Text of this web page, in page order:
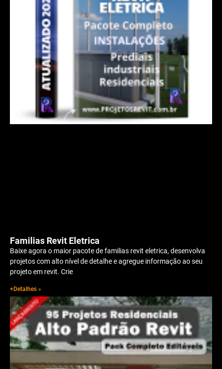
Familias Revit Eletrica
Baixe agora o maior pacote de familias revit eletrica, desenvolva
projetos com alto nível de detalhe e agregue informação ao seu
projeto em revit. Crie
+Detalhes »